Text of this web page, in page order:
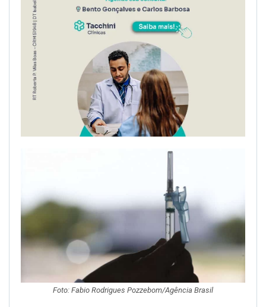
Foto: Fabio Rodrigues Pozzebom/Agência Brasil